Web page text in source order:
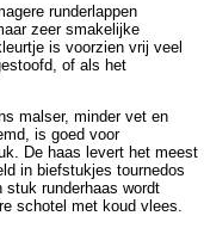
runderlappen
zeer smakelijke
is voorzien vrij veel
of als het
malser, minder vet en
is goed voor
De haas levert het meest
in biefstukjes tournedos
stuk runderhaas wordt
schotel met koud vlees.